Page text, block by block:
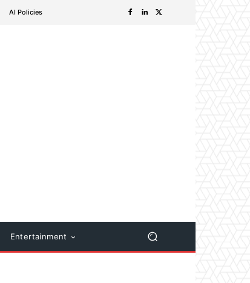
AI Policies
Entertainment